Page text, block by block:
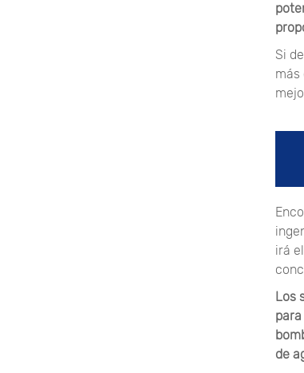
Si
más
irá
Los
de